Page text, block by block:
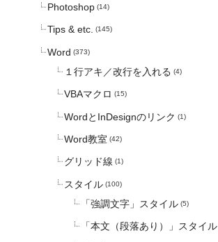
Photoshop (14)
Tips & etc. (145)
Word (373)
１行アキ／改行を入れる (4)
VBAマクロ (15)
WordとInDesignのリンク (1)
Word教室 (42)
グリッド線 (1)
スタイル (100)
「強調文字」スタイル (5)
「本文（段落あり）」スタイル